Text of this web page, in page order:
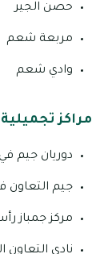
حصن الجير
مربعة شعم
وادي شعم
مراكز
دوريان جيم
جيم التعاون
مركز جمباز
نادي التعاون